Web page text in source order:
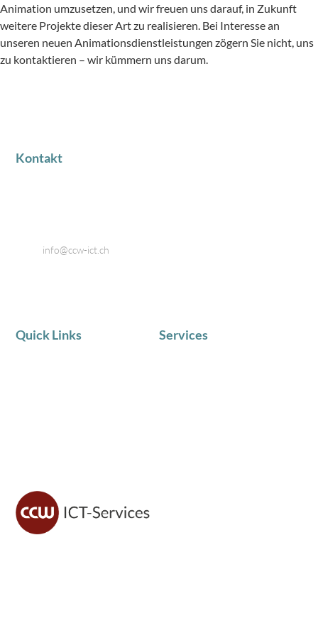
Animation umzusetzen, und wir freuen uns darauf, in Zukunft
weitere Projekte dieser Art zu realisieren. Bei Interesse an
unseren neuen Animationsdienstleistungen zögern Sie nicht, uns
zu kontaktieren – wir kümmern uns darum.
Services
Quick Links
Kontakt
info@ccw-ict.ch